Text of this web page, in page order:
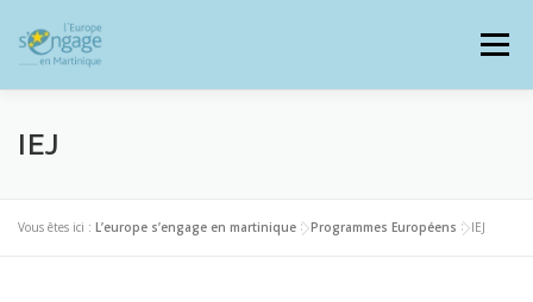
contenu
Menu
PROGRAMMES J’AI UN PROJET
IEJ
Vous êtes ici : L’europe s’engage en martinique >Programmes Européens >IEJ